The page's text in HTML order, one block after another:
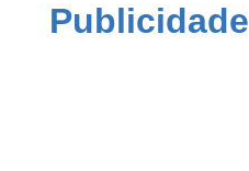
Publicidade